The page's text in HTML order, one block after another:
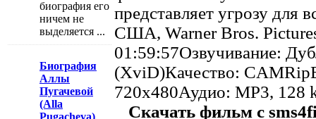
биография его
ничем не
выделяется ...
Биография
Аллы
Пугачевой
(Alla
Pugacheva)
представляет угрозу
США, Warner Bros.
01:59:57Озвучивание:
(XviD)Качество:
720x480Аудио: MP3, 128
Скачать фильм с